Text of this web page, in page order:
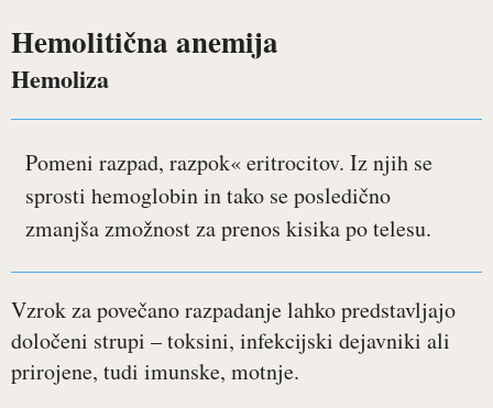
Hemolitična anemija
Hemoliza
Pomeni razpad, razpok« eritrocitov. Iz njih se
sprosti hemoglobin in tako se posledično
zmanjša zmožnost za prenos kisika po telesu.
Vzrok za povečano razpadanje lahko predstavljajo
določeni strupi – toksini, infekcijski dejavniki ali
prirojene, tudi imunske, motnje.